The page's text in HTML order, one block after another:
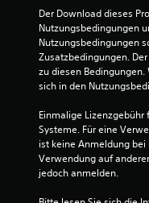
Der Download dieses
Nutzungsbedingungen
Nutzungsbedingungen
Zusatzbedingungen.
zu diesen
sich in den
Einmalige
Systeme. Für eine
ist keine Anmeldung
Verwendung auf
jedoch anmelden.